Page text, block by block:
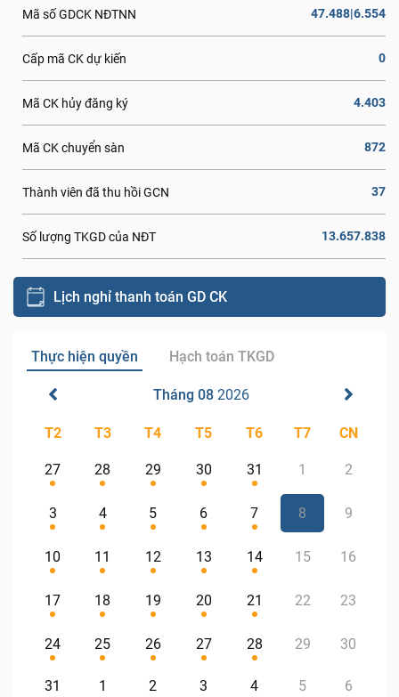
Mã số GDCK NĐTNN 47.488|6.554
Cấp mã CK dự kiến 0
Mã CK hủy đăng ký 4.403
Mã CK chuyển sàn 872
Thành viên đã thu hồi GCN 37
Số lượng TKGD của NĐT 13.657.838
Lịch nghỉ thanh toán GD CK
Thực hiện quyền Hạch toán TKGD
Tháng 08 2026
T2 T3 T4 T5 T6 T7 CN
27 28 29 30 31 1 2
3 4 5 6 7 8 9
10 11 12 13 14 15 16
17 18 19 20 21 22 23
24 25 26 27 28 29 30
31 1 2 3 4 5 6